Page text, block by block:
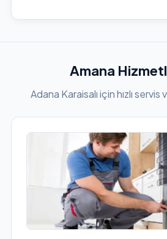
Amana
Adana Karaisalı için hızlı servis